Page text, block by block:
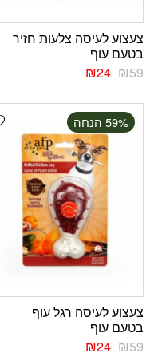
צעצוע לעיסה צלעות חזיר
בטעם עוף
₪59
₪24
‫59% הנחה
צעצוע לעיסה רגל עוף
בטעם עוף
₪59
₪24